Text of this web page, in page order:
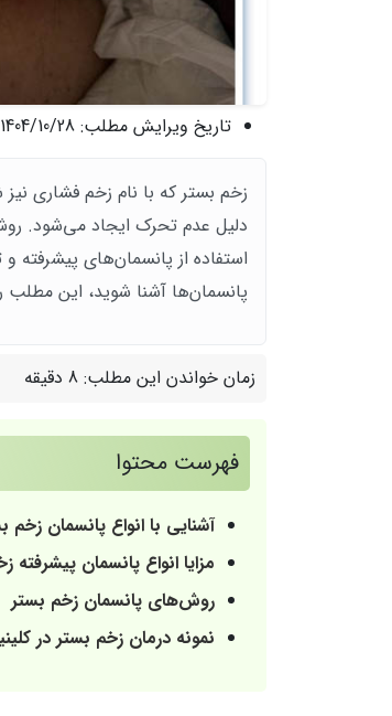
تاریخ ویرایش مطلب: 1404/10/28
زخم بستر که با نام زخم فشاری
دلیل عدم تحرک ایجاد می‌شود.
استفاده از پانسمان‌های
پانسمان‌ها آشنا شوید، این مطلب
زمان خواندن این مطلب: 8 دقیقه
فهرست محتوا
آشنایی با انواع پانسمان زخم
مزایا انواع پانسمان پیشرفته
روش‌های پانسمان زخم بستر
نمونه درمان زخم بستر در